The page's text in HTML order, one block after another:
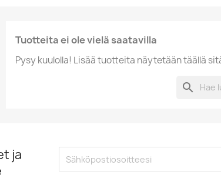
Tuotteita ei ole vielä saatavilla
Pysy kuulolla! Lisää tuotteita näytetään täällä
search
ja